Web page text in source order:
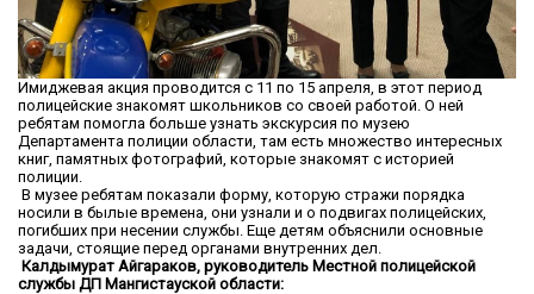
Имиджевая акция проводится с 11 по 15 апреля, в этот период
полицейские знакомят школьников со своей работой. О ней
ребятам помогла больше узнать экскурсия по музею
Департамента полиции области, там есть множество интересных
книг, памятных фотографий, которые знакомят с историей
полиции.
В музее ребятам показали форму, которую стражи порядка
носили в былые времена, они узнали и о подвигах полицейских,
погибших при несении службы. Еще детям объяснили основные
задачи, стоящие перед органами внутренних дел.
Калдымурат Айгараков, руководитель Местной полицейской
службы ДП Мангистауской области: